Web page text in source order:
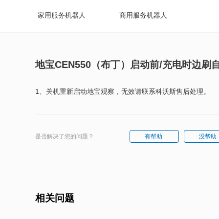
家用服务机器人 商用服务机器人
地宝CEN550（布丁）启动前/充电时边刷
1、关机重新启动地宝观察，无效请联系科沃斯售后处理。
是否解决了您的问题？ 有帮助 没帮助
相关问题